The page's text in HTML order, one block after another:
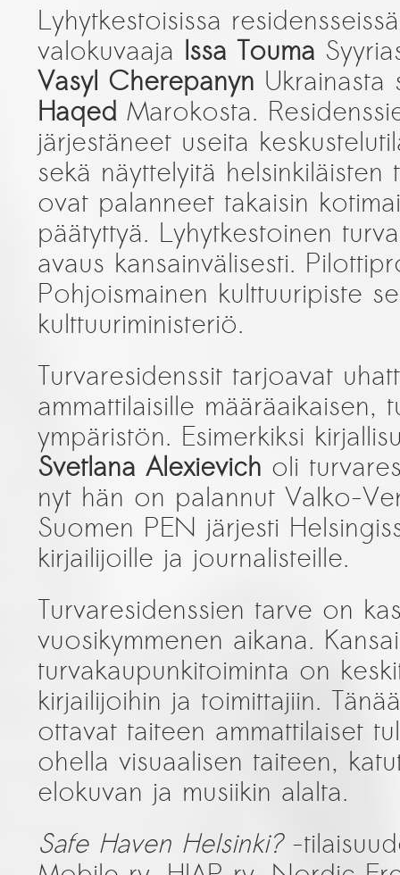
Lyhytkestoisissa
valokuvaaja Issa Touma
Vasyl Cherepanyn
Haqed Marokosta.
järjestäneet useita
sekä näyttelyitä
ovat palanneet takaisin
päätyttyä. Lyhytkestoinen
avaus kansainvälisesti.
Pohjoismainen kulttuuripiste
kulttuuriministeriö.
Turvaresidenssit tarjoavat
ammattilaisille määräaikaisen,
ympäristön. Esimerkiksi
Svetlana Alexievich oli
nyt hän on palannut Valko-
Suomen PEN järjesti
kirjailijoille ja journalisteille.
Turvaresidenssien tarve on
vuosikymmenen aikana.
turvakaupunkitoiminta on
kirjailijoihin ja toimittajiin.
ottavat taiteen ammattilaiset
ohella visuaalisen taiteen,
elokuvan ja musiikin alalta.
Safe Haven Helsinki?-